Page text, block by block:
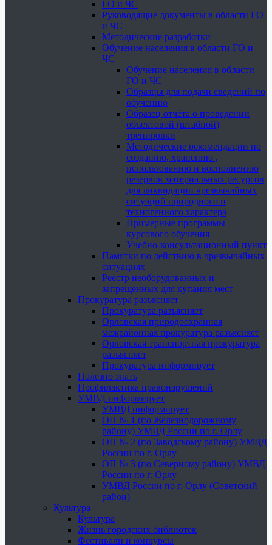
ГО и ЧС
Руководящие документы в области ГО
и ЧС
Методические разработки
Обучение населения в области ГО и
ЧС
Обучение населения в области
ГО и ЧС
Образцы для подачи сведений по
обучению
Образец отчёта о проведении
объектовой (штабной)
тренировки
Методические рекомендации по
созданию, хранению ,
использованию и восполнению
резервов материальных ресурсов
для ликвидации чрезвычайных
ситуаций природного и
техногенного характера
Примерные программы
курсового обучения
Учебно-консультационный пункт
Памятки по действию в чрезвычайных
ситуациях
Реестр необорудованных и
запрещенных для купания мест
Прокуратура разъясняет
Прокуратура разъясняет
Орловская природоохранная
межрайонная прокуратура разъясняет
Орловская транспортная прокуратура
разъясняет
Прокуратура информирует
Полезно знать
Профилактика правонарушений
УМВД информирует
УМВД информирует
ОП № 1 (по Железнодорожному
району) УМВД России по г. Орлу
ОП № 2 (по Заводскому району) УМВД
России по г. Орлу
ОП № 3 (по Северному району) УМВД
России по г. Орлу
УМВД России по г. Орлу (Советский
район)
Культура
Культура
Жизнь городских библиотек
Фестивали и конкурсы